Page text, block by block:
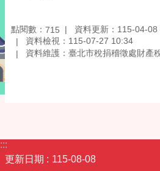
點閱數： 715
資料更新：115-04-08
資料檢視：115-07-27 10:34
資料維護：臺北市稅捐稽徵處財產
:::
更新日期
115-08-08